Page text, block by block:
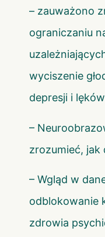
– zauważono
ograniczaniu
wyciszenie
depresji i
–
zrozumieć, jak
– Wgląd w
odblokowanie
zdrowia